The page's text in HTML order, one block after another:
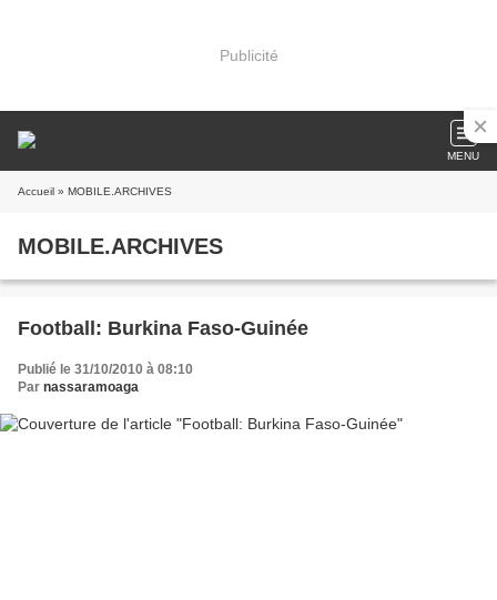
Publicité
MENU
Accueil » MOBILE.ARCHIVES
MOBILE.ARCHIVES
Football: Burkina Faso-Guinée
Publié le 31/10/2010 à 08:10
Par nassaramoaga